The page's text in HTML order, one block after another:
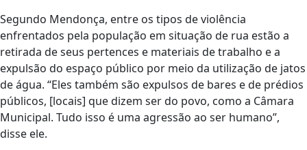
Segundo Mendonça, entre os tipos de violência
enfrentados pela população em situação de rua estão a
retirada de seus pertences e materiais de trabalho e a
expulsão do espaço público por meio da utilização de jatos
de água. “Eles também são expulsos de bares e de prédios
públicos, [locais] que dizem ser do povo, como a Câmara
Municipal. Tudo isso é uma agressão ao ser humano”,
disse ele.